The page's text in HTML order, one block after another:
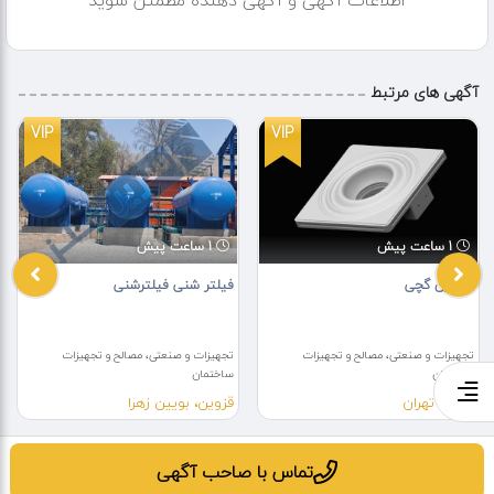
آدرس کارخانه (ایران، مشهد، بزرگراه آیت الله هاشمی رفسنجانی، آیت الله
نمایشگاه مرکزی فروش (مشهد، بزرگراه پیامبر اعظم (ص) بین سجادیه و
هاشمی رفسنجانی، مقابل پیامبر اعظم (ص) ۷۷)
https://www.aryabaron.com/sandwichpanel/ roof-sandwichpanel/
تماس با صاحب آگهی
آگهی های مرتبط
VIP
1 ساعت پیش
فیلتر شنی فیلترشنی
تجهیزات و صنعتی، مصالح و تجهیزات
ساختمان
قزوین، بویین زهرا
VIP
1 ساعت پیش
هالوژن گچی
تجهیزات و صنعتی، مصالح و تجهیزات
ساختمان
تهران، تهران